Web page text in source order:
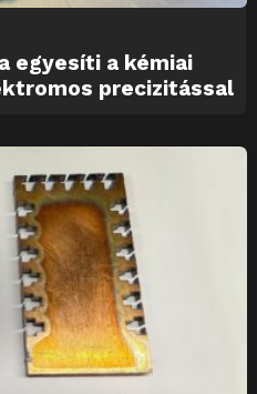
egyesíti a kémiai
precizitással